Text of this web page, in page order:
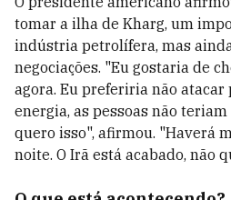
tomar a ilha de Kharg, um
indústria petrolífera, mas
negociações. "Eu gostaria de
agora. Eu preferiria não atacar
energia, as pessoas não
quero isso", afirmou. "Haverá
noite. O Irã está acabado, não